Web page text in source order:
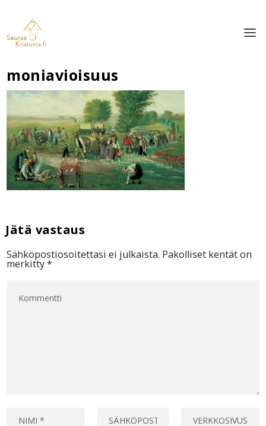
moniavioisuus
Sähköpostiosoitettasi ei julkaista. Pakolliset kentät on
merkitty*